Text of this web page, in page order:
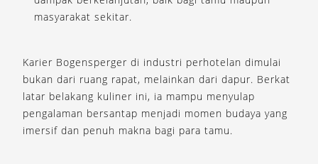
masyarakat sekitar.
Karier Bogensperger di industri perhotelan dimulai
bukan dari ruang rapat, melainkan dari dapur. Berkat
latar belakang kuliner ini, ia mampu menyulap
pengalaman bersantap menjadi momen budaya yang
imersif dan penuh makna bagi para tamu.